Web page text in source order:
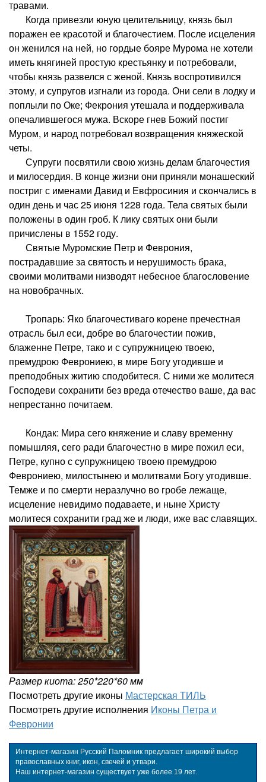
травами.
Когда привезли юную целительницу, князь был
поражен ее красотой и благочестием. После исцеления
он женился на ней, но гордые бояре Мурома не хотели
иметь княгиней простую крестьянку и потребовали,
чтобы князь развелся с женой. Князь воспротивился
этому, и супругов изгнали из города. Они сели в лодку и
поплыли по Оке; Фекрония утешала и поддерживала
опечалившегося мужа. Вскоре гнев Божий постиг
Муром, и народ потребовал возвращения княжеской
четы.
Супруги посвятили свою жизнь делам благочестия
и милосердия. В конце жизни они приняли монашеский
постриг с именами Давид и Евфросиния и скончались в
один день и час 25 июня 1228 года. Тела святых были
положены в один гроб. К лику святых они были
причислены в 1552 году.
Святые Муромские Петр и Феврония,
пострадавшие за святость и нерушимость брака,
своими молитвами низводят небесное благословение
на новобрачных.
Тропарь: Яко благочестиваго корене пречестная
отрасль был еси, добре во благочестии пожив,
блаженне Петре, тако и с супружницею твоею,
премудрою Феврониею, в мире Богу угодивше и
преподобных житию сподобитеся. С ними же молитеся
Господеви сохранити без вреда отечество ваше, да вас
непрестанно почитаем.
Кондак: Мира сего княжение и славу временну
помышляя, сего ради благочестно в мире пожил еси,
Петре, купно с супружницею твоею премудрою
Феврониею, милостынею и молитвами Богу угодивше.
Темже и по смерти неразлучно во гробе лежаще,
исцеление невидимо подаваете, и ныне Христу
молитеся сохранити град же и люди, иже вас славящих.
Размер киота: 250*220*60 мм
Посмотреть другие иконы Мастерская ТИЛЬ
Посмотреть другие исполнения Иконы Петра и
Февронии
Интернет-магазин Русский Паломник предлагает широкий выбор
православных книг, икон, свечей и утвари.
Наш интернет-магазин существует уже более 19 лет.